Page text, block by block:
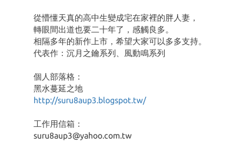
從懵懂天真的高中生變成宅在家裡的胖人妻，
轉眼間出道也要二十年了，感觸良多。
相隔多年的新作上市，希望大家可以多多支持。
代表作：沉月之鑰系列、風動鳴系列
個人部落格：
黑水蔓延之地
http://suru8aup3.blogspot.tw/
工作用信箱：
suru8aup3@yahoo.com.tw